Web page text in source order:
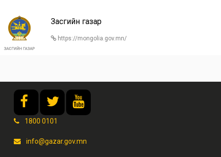
Засгийн газар
https://mongolia.gov.mn/
1800 0101
info@gazar.gov.mn